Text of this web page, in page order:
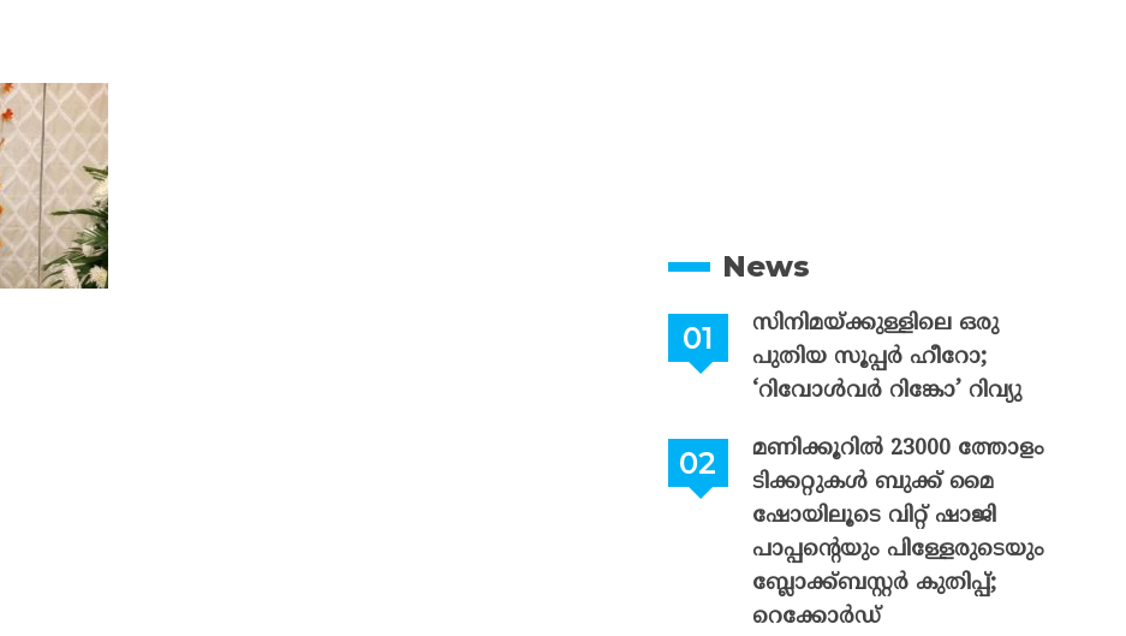
News
സിനിമയ്ക്കുള്ളിലെ ഒരു
പുതിയ സൂപ്പർ ഹീറോ;
‘റിവോൾവർ റിങ്കോ’ റിവ്യു
മണിക്കൂറിൽ 23000 ത്തോളം
ടിക്കറ്റുകൾ ബുക്ക് മൈ
ഷോയിലൂടെ വിറ്റ് ഷാജി
പാപ്പന്റെയും പിള്ളേരുടെയും
ബ്ലോക്ക്ബസ്റ്റർ കുതിപ്പ്;
റെക്കോർഡ്